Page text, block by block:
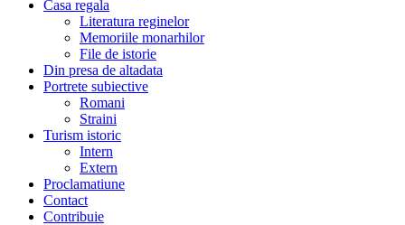
Casa regala
Literatura reginelor
Memoriile monarhilor
File de istorie
Din presa de altadata
Portrete subiective
Romani
Straini
Turism istoric
Intern
Extern
Proclamatiune
Contact
Contribuie